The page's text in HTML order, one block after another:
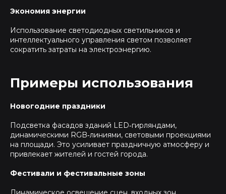
Экономия энергии
Использование светодиодных светильников и
интеллектуального управления светом позволяет
сократить затраты на электроэнергию.
Примеры использования
Новогодние праздники
Подсветка фасадов зданий LED‑гирляндами,
динамическими RGB‑линиями, световыми проекциями
на площади. Это усиливает праздничную атмосферу и
привлекает жителей и гостей города.
Фестивали и фестивальные зоны